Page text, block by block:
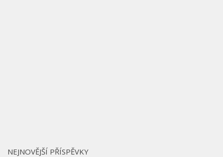
NEJNOVĚJŠÍ PŘÍSPĚVKY